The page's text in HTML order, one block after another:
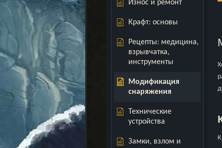
Износ и ремонт
Крафт: основы
Рецепты: медицина,
взрывчатка,
инструменты
Модификация
снаряжения
Технические
устройства
Замки, взлом и